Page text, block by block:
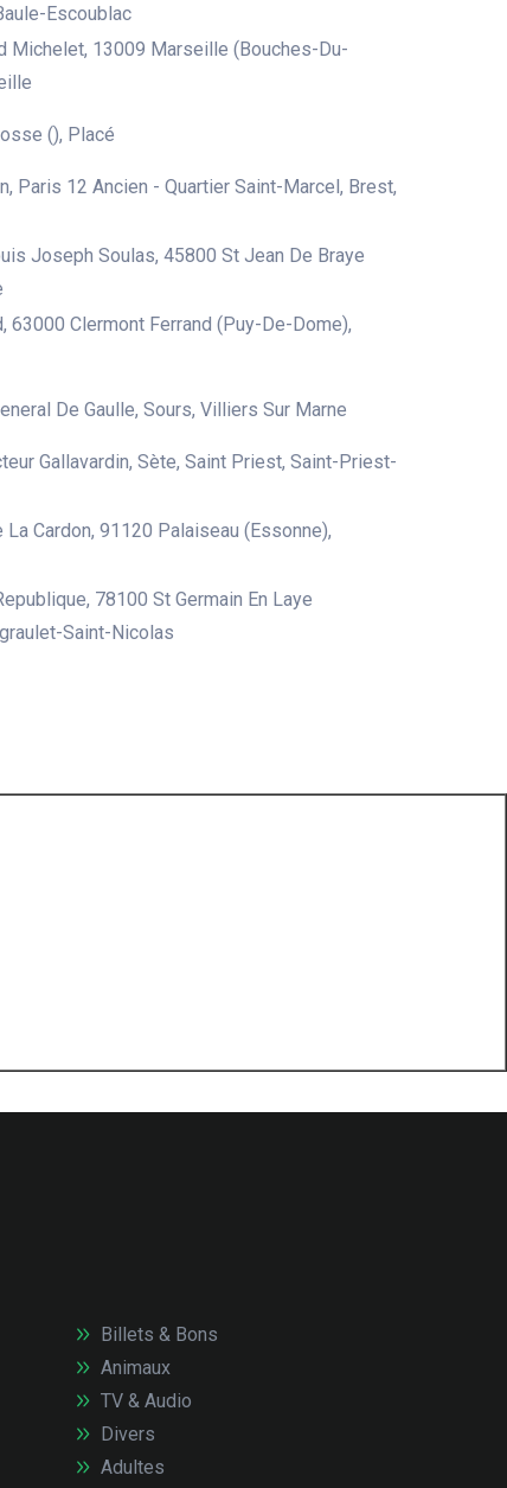
Escoublac
Michelet, 13009 Marseille (Bouches-Du-
(), Placé
Paris 12 Ancien - Quartier Saint-Marcel, Brest,
Joseph Soulas, 45800 St Jean De Braye
63000 Clermont Ferrand (Puy-De-Dome),
De Gaulle, Sours, Villiers Sur Marne
Gallavardin, Sète, Saint Priest, Saint-Priest-
La Cardon, 91120 Palaiseau (Essonne),
78100 St Germain En Laye
Saint-Nicolas
Billets & Bons
Animaux
TV & Audio
Divers
Adultes